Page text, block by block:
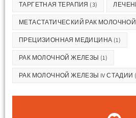
ТАРГЕТНАЯ ТЕРАПИЯ (3)
МЕТАСТАТИЧЕСКИЙ РАК
ПРЕЦИЗИОННАЯ МЕДИЦИНА (1)
РАК МОЛОЧНОЙ ЖЕЛЕЗЫ (1)
РАК МОЛОЧНОЙ ЖЕЛЕЗЫ IV СТАДИИ